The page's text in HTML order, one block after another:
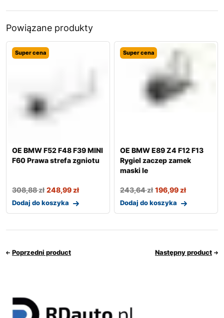
Powiązane produkty
Super cena
OE BMW F52 F48 F39 MINI
F60 Prawa strefa zgniotu
308,88zł 248,99zł
Dodaj do koszyka
Super cena
OE BMW E89 Z4 F12 F13
Rygiel zaczep zamek
maski le
243,64zł 196,99zł
Dodaj do koszyka
Poprzedni product Następny product